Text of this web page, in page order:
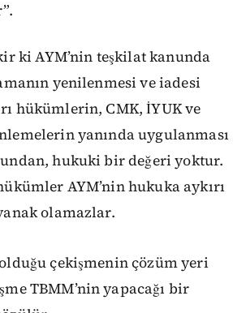
ki AYM’nin teşkilat kanunda
yenilenmesi ve iadesi
hükümlerin, CMK, İYUK ve
yanında uygulanması
hukuki bir değeri yoktur.
AYM’nin hukuka aykırı
olamazlar.
çekişmenin çözüm yeri
TBMM’nin yapacağı bir